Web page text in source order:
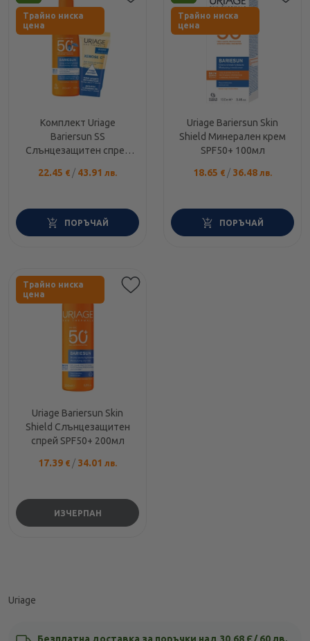
Трайно ниска
цена
Комплект Uriage
Bariersun SS
Слънцезащитен спрей
SPF50+200мл+Xemose
22.45 € / 43.91 лв.
ПОРЪЧАЙ
Трайно ниска
цена
Uriage Bariersun Skin
Shield Минерален крем
SPF50+ 100мл
18.65 € / 36.48 лв.
ПОРЪЧАЙ
Етикети
Трайно ниска
цена
Uriage Bariersun Skin
Shield Слънцезащитен
спрей SPF50+ 200мл
17.39 € / 34.01 лв.
ИЗЧЕРПАН
Uriage